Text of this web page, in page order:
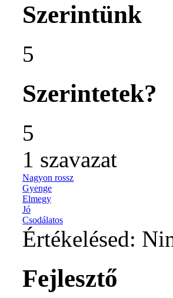
Szerintünk
5
Szerintetek?
5
1 szavazat
Nagyon rossz
Gyenge
Elmegy
Jó
Csodálatos
Értékelésed:
Fejlesztő